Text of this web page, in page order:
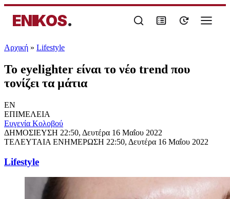
ENIKOS.
Αρχική » Lifestyle
Το eyelighter είναι το νέο trend που
τονίζει τα μάτια
EN
ΕΠΙΜΕΛΕΙΑ
Ευγενία Κολοβού
ΔΗΜΟΣΙΕΥΣΗ 22:50, Δευτέρα 16 Μαΐου 2022
ΤΕΛΕΥΤΑΙΑ ΕΝΗΜΕΡΩΣΗ 22:50, Δευτέρα 16 Μαΐου 2022
Lifestyle